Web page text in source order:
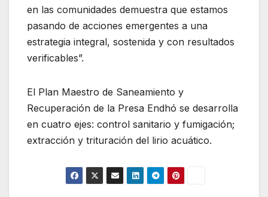
en las comunidades demuestra que estamos
pasando de acciones emergentes a una
estrategia integral, sostenida y con resultados
verificables”.
El Plan Maestro de Saneamiento y
Recuperación de la Presa Endhó se desarrolla
en cuatro ejes: control sanitario y fumigación;
extracción y trituración del lirio acuático.